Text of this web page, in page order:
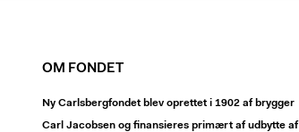
OM FONDET
Ny Carlsbergfondet blev oprettet i 1902 af brygger
Carl Jacobsen og finansieres primært af udbytte af